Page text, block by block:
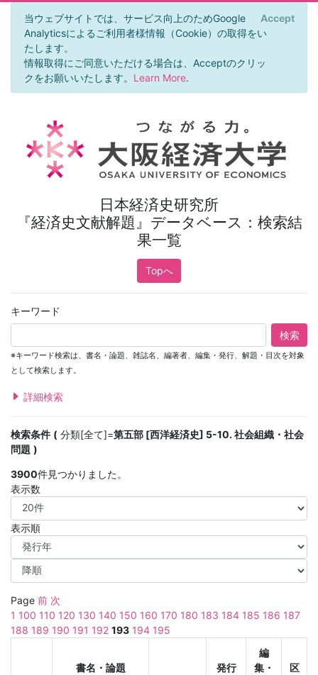
当ウェブサイトでは、サービス向上のためGoogle
Analyticsによるご利用者様情報（Cookie）の取得をい
たします。
情報取得にご同意いただける場合は、Acceptのクリッ
クをお願いいたします。 Learn More.
Accept
日本経済史研究所
『経済史文献解題』データベース：検索結
果一覧
Topへ
キーワード
検索
※キーワード検索は、書名・論題、雑誌名、編著者、編集・発行、解題・目次を対象
として検索します。
詳細検索
検索条件 分類[全て]=第五部 [西洋経済史] 5-10. 社会組織・社会
問題
3900件見つかりました。
表示数
表示順
Page 前 次
1 100 110 120 130 140 150 160 170 180 183 184 185 186 187
188 189 190 191 192 193 194 195
書名・論題
発行
編
集・
区
×